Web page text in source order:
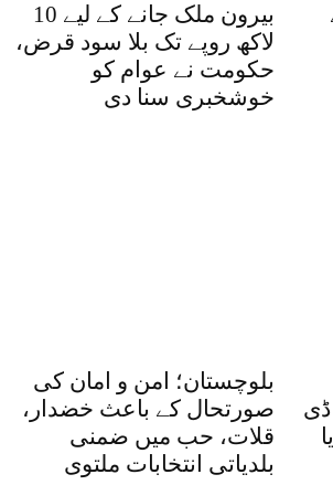
بیرون ملک جانے کے لیے 10
لاکھ روپے تک بلا سود قرض،
حکومت نے عوام کو
خوشخبری سنا دی
بلوچستان؛ امن و امان کی
صورتحال کے باعث خضدار،
قلات، حب میں ضمنی
بلدیاتی انتخابات ملتوی
ڈی